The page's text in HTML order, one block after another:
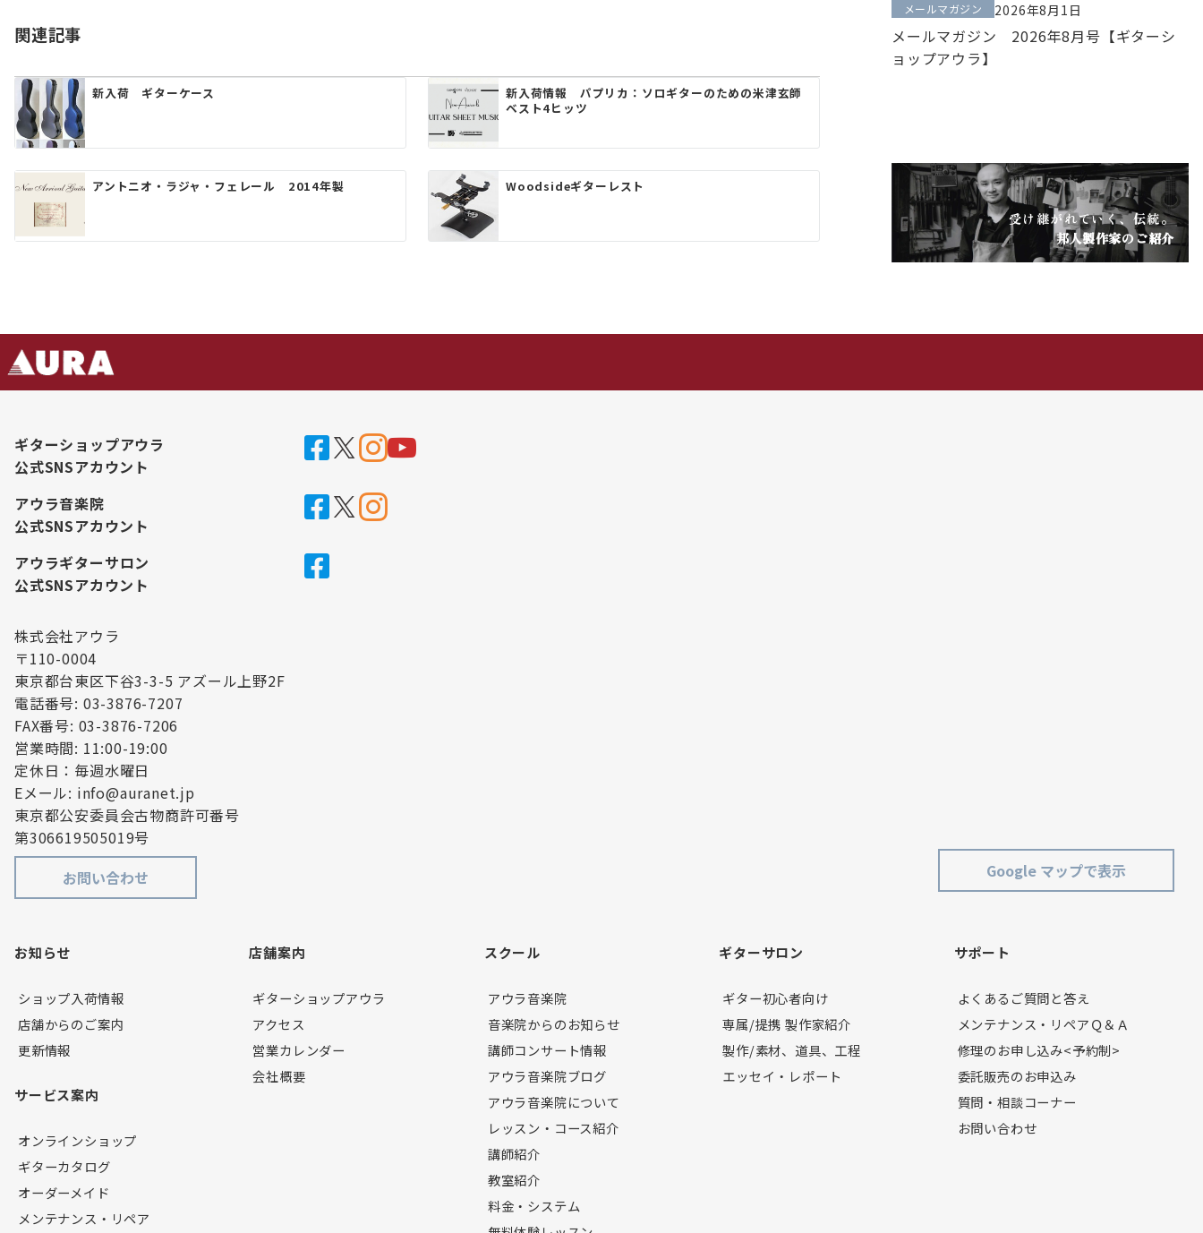
ゲ
シ
ョ
ン
関連記事
新入荷 ギターケース
新入荷情報 パプリカ：ソロギターのための米津玄師
ベスト4ヒッツ
アントニオ・ラジャ・フェレール 2014年製 Woodsideギターレスト
2026年8月1日
メールマガジン
メールマガジン 2026年8月号【ギターシ
ョップアウラ】
受け継がれていく、伝統。
邦人製作家のご紹介
ギターショップアウラ
公式SNSアカウント
アウラ音楽院
公式SNSアカウント
アウラギターサロン
公式SNSアカウント
株式会社アウラ
〒110-0004
東京都台東区下谷3-3-5 アズール上野2F
電話番号: 03-3876-7207
FAX番号: 03-3876-7206
営業時間: 11:00-19:00
定休日：毎週水曜日
Eメール: info@auranet.jp
東京都公安委員会古物商許可番号
第306619505019号
お問い合わせ
Google マップで表示
お知らせ
ショップ入荷情報
店舗からのご案内
更新情報
サービス案内
オンラインショップ
ギターカタログ
オーダーメイド
メンテナンス・リペア
店舗案内
ギターショップアウラ
アクセス
営業カレンダー
会社概要
スクール
アウラ音楽院
音楽院からのお知らせ
講師コンサート情報
アウラ音楽院ブログ
アウラ音楽院について
レッスン・コース紹介
講師紹介
教室紹介
料金・システム
ギターサロン
ギター初心者向け
専属/提携 製作家紹介
製作/素材、道具、工程
エッセイ・レポート
サポート
よくあるご質問と答え
メンテナンス・リペアＱ＆Ａ
修理のお申し込み<予約制>
委託販売のお申込み
質問・相談コーナー
お問い合わせ